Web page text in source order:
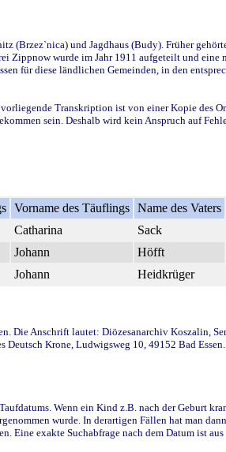
und Jagdhaus (Budy). Früher
wurde im Jahr 1911 aufgeteilt und
für diese ländlichen Gemeinden, in den
Transkription ist von einer Kopie des
sein. Deshalb wird kein Anspruch auf
Vorname des Täuflings Name des Vaters
Catharina Sack
Johann Höfft
Johann Heidkrüger
Anschrift lautet: Diözesanarchiv Koszalin,
Krone, Ludwigsweg 10, 49152 Bad
Wenn ein Kind z.B. nach der Geburt
wurde. In derartigen Fällen hat man
exakte Suchabfrage nach dem Datum ist